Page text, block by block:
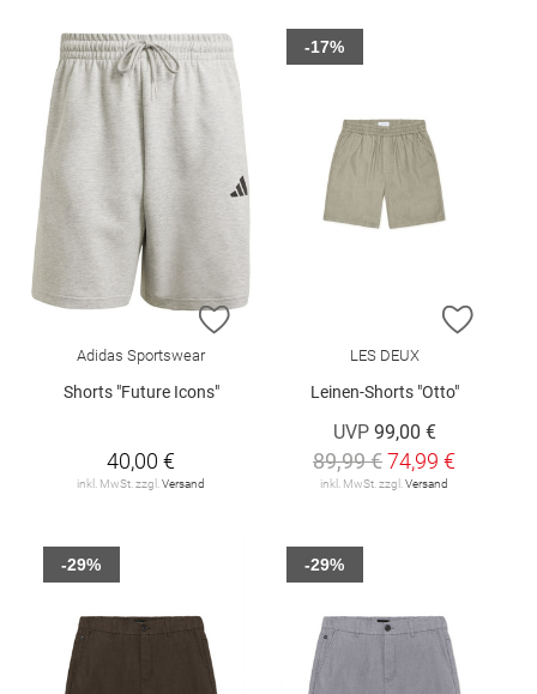
ZUR WUNSCHLISTE HINZUFÜGEN
Adidas Sportswear
Shorts "Future Icons"
40,00 €
inkl. MwSt. zzgl.Versand
ZUR
LES DEUX
Leinen-Shorts "Otto"
UVP 99,00 €
89,99 €74,99 €
inkl. MwSt. zzgl.Versand
-17%
-29% -29%